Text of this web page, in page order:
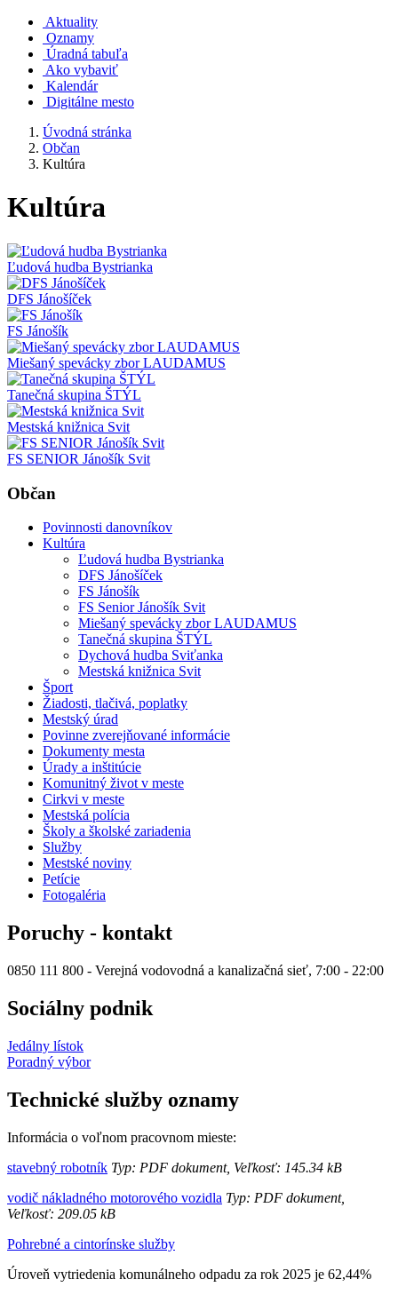
Aktuality
Oznamy
Úradná tabuľa
Ako vybaviť
Kalendár
Digitálne mesto
Úvodná stránka
Občan
Kultúra
Kultúra
Ľudová hudba Bystrianka
DFS Jánošíček
FS Jánošík
Miešaný spevácky zbor LAUDAMUS
Tanečná skupina ŠTÝL
Mestská knižnica Svit
FS SENIOR Jánošík Svit
Občan
Povinnosti danovníkov
Kultúra
Ľudová hudba Bystrianka
DFS Jánošíček
FS Jánošík
FS Senior Jánošík Svit
Miešaný spevácky zbor LAUDAMUS
Tanečná skupina ŠTÝL
Dychová hudba Sviťanka
Mestská knižnica Svit
Šport
Žiadosti, tlačivá, poplatky
Mestský úrad
Povinne zverejňované informácie
Dokumenty mesta
Úrady a inštitúcie
Komunitný život v meste
Cirkvi v meste
Mestská polícia
Školy a školské zariadenia
Služby
Mestské noviny
Petície
Fotogaléria
Poruchy - kontakt
0850 111 800 - Verejná vodovodná a kanalizačná sieť, 7:00 - 22:00
Sociálny podnik
Jedálny lístok
Poradný výbor
Technické služby oznamy
Informácia o voľnom pracovnom mieste:
stavebný robotník Typ: PDF dokument, Veľkosť: 145.34 kB
vodič nákladného motorového vozidla Typ: PDF dokument,
Veľkosť: 209.05 kB
Pohrebné a cintorínske služby
Úroveň vytriedenia komunálneho odpadu za rok 2025 je 62,44%